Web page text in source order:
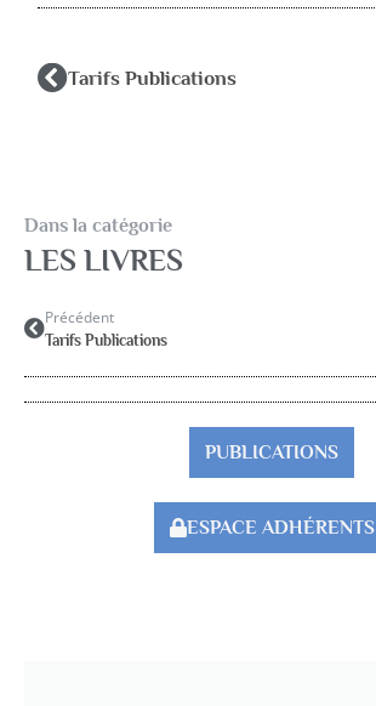
Tarifs Publications
Dans la catégorie
LES LIVRES
Précédent
Tarifs Publications
PUBLICATIONS
ESPACE ADHÉRENTS